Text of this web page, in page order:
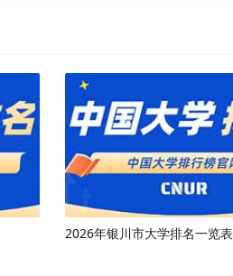
2026年银川市大学排名一览表